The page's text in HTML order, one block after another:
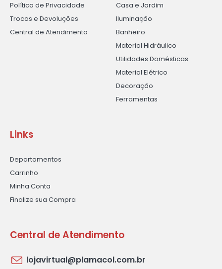
Política de Privacidade
Trocas e Devoluções
Central de Atendimento
Casa e Jardim
Iluminação
Banheiro
Material Hidráulico
Utilidades Domésticas
Material Elétrico
Decoração
Ferramentas
Links
Departamentos
Carrinho
Minha Conta
Finalize sua Compra
Central de Atendimento
lojavirtual@plamacol.com.br